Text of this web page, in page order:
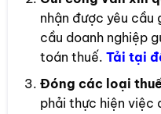
nhận được yêu cầu
cầu doanh nghiệp
toán thuế. Tải tại
Đóng các loại
phải thực hiện